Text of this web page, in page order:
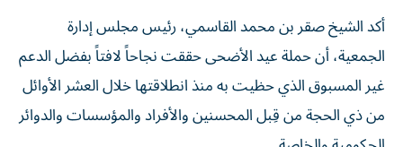
أكد الشيخ صقر بن محمد القاسمي، رئيس مجلس إدارة
الجمعية، أن حملة عيد الأضحى حققت نجاحاً لافتاً بفضل الدعم
غير المسبوق الذي حظيت به منذ انطلاقتها خلال العشر الأوائل
من ذي الحجة من قِبل المحسنين والأفراد والمؤسسات والدوائر